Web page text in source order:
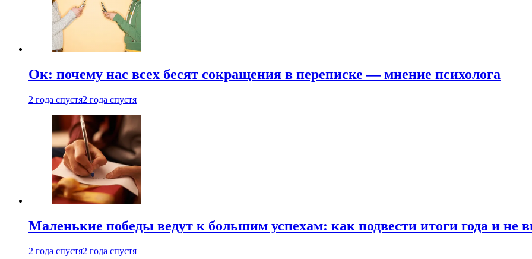
Ок: почему нас всех бесят сокращения в переписке — мнение психолога
2 года спустя2 года спустя
Маленькие победы ведут к большим успехам: как подвести итоги года и не
2 года спустя2 года спустя